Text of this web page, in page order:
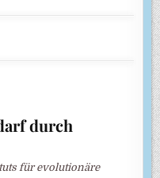
durch
für evolutionäre